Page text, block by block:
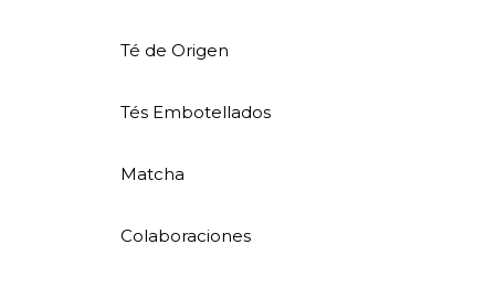
Té de Origen
Tés Embotellados
Matcha
Colaboraciones